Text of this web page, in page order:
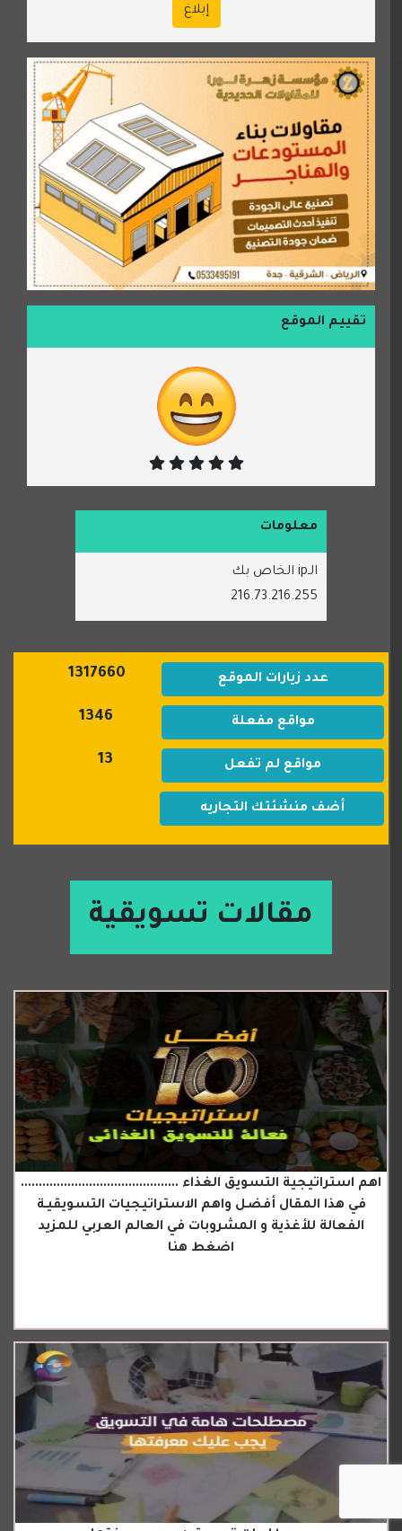
إبلاغ
تقييم الموقع
معلومات
الـip الخاص بك
216.73.216.255
عدد زيارات الموقع 1317660
مواقع مفعلة 1346
مواقع لم تفعل 13
أضف منشئتك التجاريه
مقالات تسويقية
اهم استراتيجية التسويق الغذاء ............................................
في هذا المقال أفضل واهم الاستراتيجيات التسويقيـة
الفعالة للأغذية و المشروبات في العالم العربي للمزيد
اضغط هنا